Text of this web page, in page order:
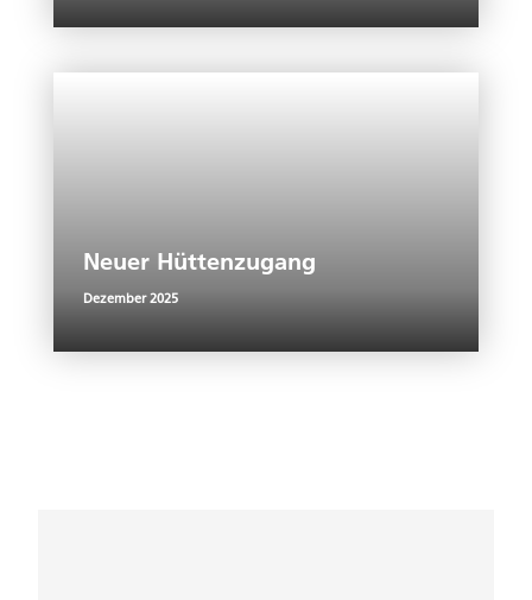
Neuer Hüttenzugang
Dezember 2025